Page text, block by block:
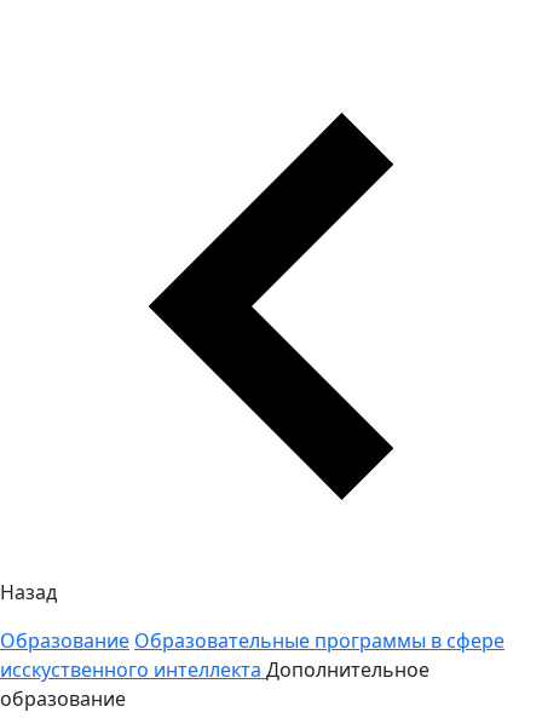
Назад
Образование Образовательные программы в сфере
исскуственного интеллекта Дополнительное
образование